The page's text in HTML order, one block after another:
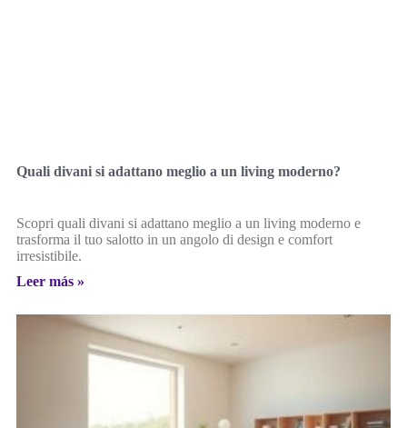
Quali divani si adattano meglio a un living moderno?
Scopri quali divani si adattano meglio a un living moderno e
trasforma il tuo salotto in un angolo di design e comfort
irresistibile.
Leer más »